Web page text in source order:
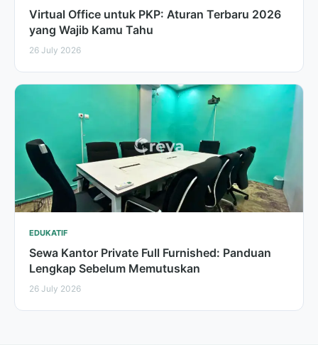
Virtual Office untuk PKP: Aturan Terbaru 2026
yang Wajib Kamu Tahu
26 July 2026
EDUKATIF
Sewa Kantor Private Full Furnished: Panduan
Lengkap Sebelum Memutuskan
26 July 2026